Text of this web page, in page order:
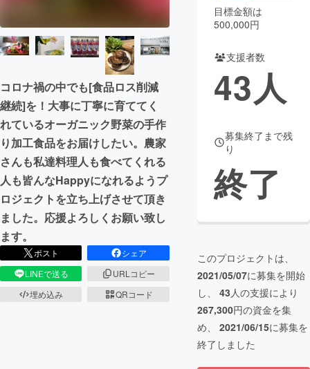
CAMPFIREふるさと納税machi-ya コミュニティ
コロナ禍の中でも[食品ロス削減
継続]を！大事に丁寧に育ててく
れているオーガニック野菜の手作
り加工食品をお届けしたい。農家
さんも私達料理人も食べてくれる
人も皆んなHappyになれるようプ
ロジェクトを立ち上げさせて頂き
ました。応援よろしくお願い致し
ます。
ポスト
シェア
LINEで送る
URLコピー
埋め込み
QRコード
目標金額は
500,000円
支援者数
43人
募集終了まで残
り
終了
このプロジェクトは、
2021/05/07に募集を開始
し、 43人の支援により
267,300円の資金を集
め、 2021/06/15に募集を
終了しました